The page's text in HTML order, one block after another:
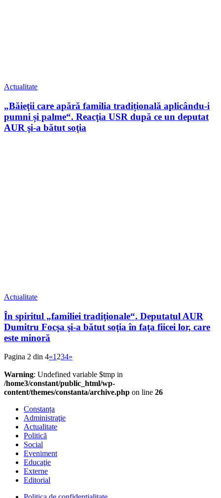
Actualitate
„Băieţii care apără familia tradițională aplicându-i
pumni și palme“. Reacţia USR după ce un deputat
AUR şi-a bătut soţia
Actualitate
În spiritul „familiei tradiţionale“. Deputatul AUR
Dumitru Focşa şi-a bătut soţia în faţa fiicei lor, care
este minoră
Pagina 2 din 4«1 234»
Warning: Undefined variable $tmp in
/home3/constant/public_html/wp-
content/themes/constanta/archive.php on line 26
Constanța
Administraţie
Actualitate
Politică
Social
Eveniment
Educaţie
Externe
Editorial